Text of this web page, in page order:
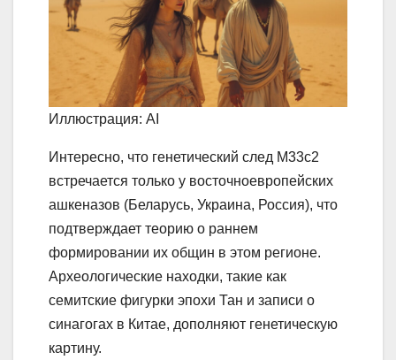
Иллюстрация: AI
Интересно, что генетический след M33c2
встречается только у восточноевропейских
ашкеназов (Беларусь, Украина, Россия), что
подтверждает теорию о раннем
формировании их общин в этом регионе.
Археологические находки, такие как
семитские фигурки эпохи Тан и записи о
синагогах в Китае, дополняют генетическую
картину.